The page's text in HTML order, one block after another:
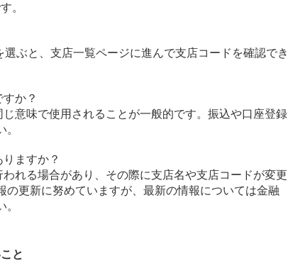
。
選ぶと、支店一覧ページに進んで支店コードを確認でき
か？
意味で使用されることが一般的です。振込や口座登録
ますか？
れる場合があり、その際に支店名や支店コードが変更
の更新に努めていますが、最新の情報については金融
と